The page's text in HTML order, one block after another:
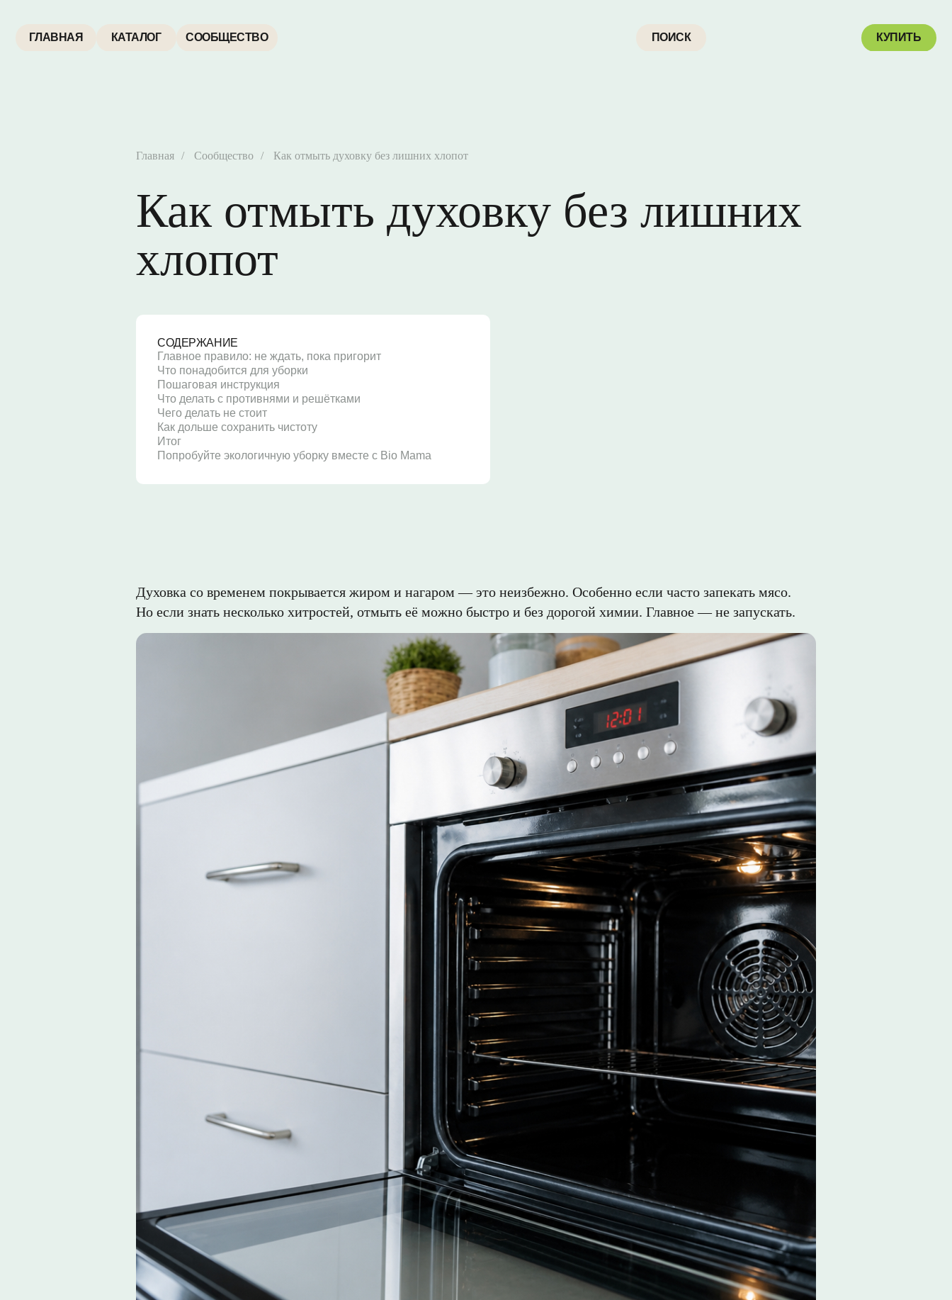
ГЛАВНАЯ КАТАЛОГ СООБЩЕСТВО
Главная / Сообщество / Как отмыть духовку без лишних хлопот
Как отмыть духовку без лишних
хлопот
СОДЕРЖАНИЕ
Главное правило: не ждать, пока пригорит
Что понадобится для уборки
Пошаговая инструкция
Что делать с противнями и решётками
Чего делать не стоит
Как дольше сохранить чистоту
Итог
Попробуйте экологичную уборку вместе с Bio Mama
Духовка со временем покрывается жиром и нагаром — это неизбежно. Особенно если часто запекать мясо.
Но если знать несколько хитростей, отмыть её можно быстро и без дорогой химии. Главное — не запускать.